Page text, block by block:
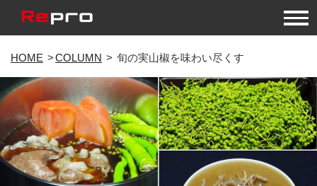
テ
ツ
へ
ス
HOME COLUMN 旬の実山椒を味わい尽くす